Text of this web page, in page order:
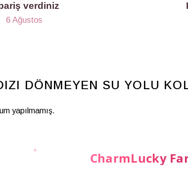
verdiniz
6 Ağustos
DÖNMEYEN SU YOLU
yapılmamış.
CharmLucky